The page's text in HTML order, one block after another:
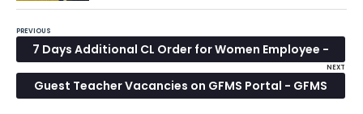
PREVIOUS
7 Days Additional CL Order for Women Employee -
महिला कर्मचारियों को 07 दिन का अतिरिक्त आकस्मिक
अवकाश सम्बन्धी आदेश यहाँ से डाउनलोड कीजिए
NEXT
Guest Teacher Vacancies on GFMS Portal - GFMS